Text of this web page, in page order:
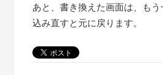
あと、書き換えた画面は、も
込み直すと元に戻ります。